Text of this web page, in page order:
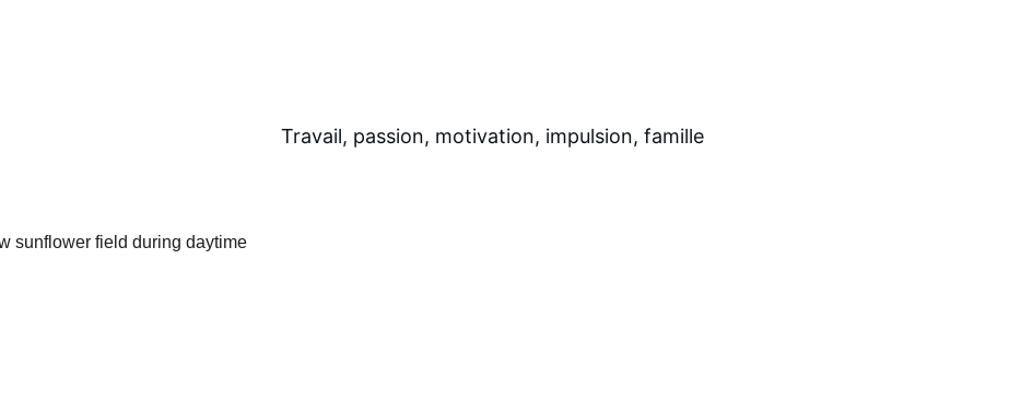
Travail, passion, motivation, impulsion, famille